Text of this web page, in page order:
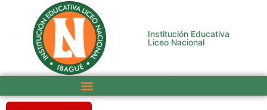
Institución Educativa
Liceo Nacional